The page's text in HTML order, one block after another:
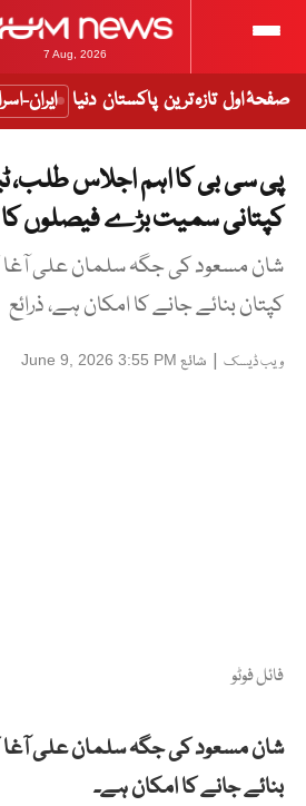
7 Aug, 2026
صفحۂ اول تازہ ترین پاکستان دنیا ایران-
پی سی بی کا اہم اجلاس طلب،
کپتانی سمیت بڑے فیصلوں کا
شان مسعود کی جگہ سلمان علی آغا
کپتان بنائے جانے کا امکان ہے، ذرائع
ویب ڈیسک | شائع June 9, 2026 3:55 PM
فائل فوٹو
شان مسعود کی جگہ سلمان علی آغا
بنائے جانے کا امکان ہے۔